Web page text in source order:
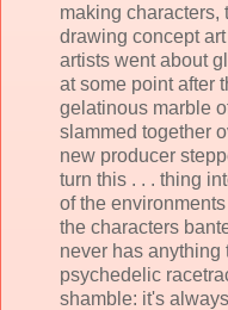
making characters,
drawing concept
artists went about
at some point after
gelatinous marble
slammed together
new producer
turn this . . . thing
of the
the characters
never has anything
psychedelic
shamble: it's